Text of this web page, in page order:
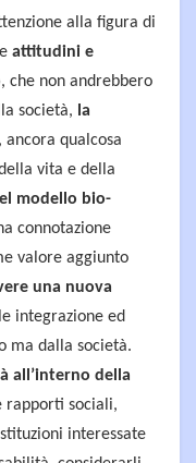
alla figura di
attitudini e
, che non andrebbero
società, la
qualcosa
vita e della
modello bio-
connotazione
valore aggiunto
una nuova
integrazione ed
ma dalla società.
all’interno della
rapporti sociali,
interessate